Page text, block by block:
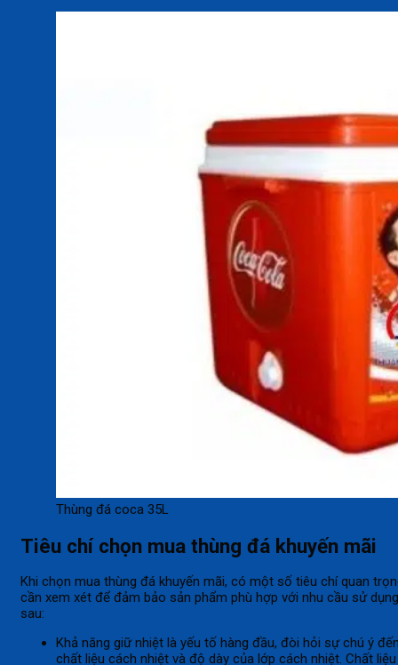
Thùng đá coca 35L
Tiêu chí chọn mua thùng đá khuyến mãi
Khi chọn mua thùng đá khuyến mãi, có một số tiêu chí quan
cần xem xét để đảm bảo sản phẩm phù hợp với nhu cầu sử dụng
sau:
Khả năng giữ nhiệt là yếu tố hàng đầu, đòi hỏi sự chú ý
chất liệu cách nhiệt và độ dày của lớp cách nhiệt. Chất liệu